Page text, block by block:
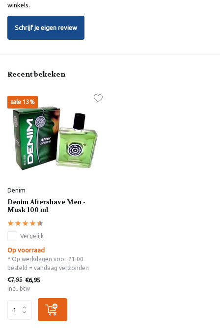
winkels.
Schrijf je eigen review
Recent bekeken
sale 13%
Denim
Denim Aftershave Men -
Musk 100 ml
Vergelijk
Op voorraad
* Op werkdagen voor 21:00
besteld = vandaag verzonden
€7,95 €6,95
Incl. btw